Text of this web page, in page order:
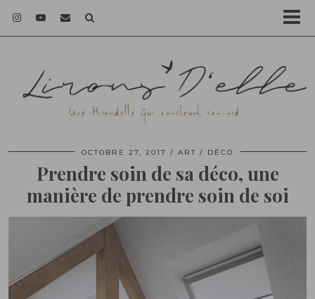
OCTOBRE 27, 2017 ART / DÉCO
Prendre soin de sa déco, une
manière de prendre soin de soi